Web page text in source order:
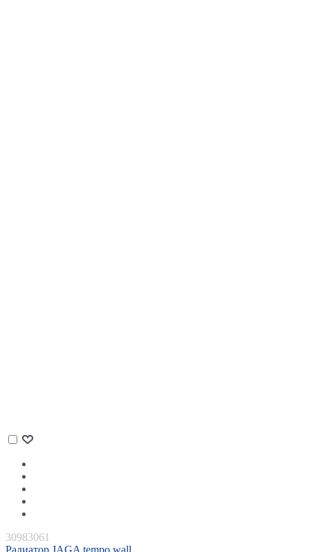
30983061
Радиатор JAGA tempo wall